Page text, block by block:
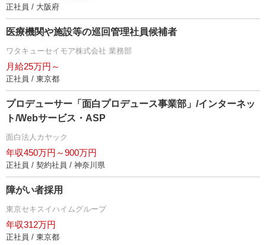
正社員 / 大阪府
医療機関や施設等の巡回管理社員候補者
ワタキューセイモア株式会社 業務部
月給25万円～
正社員 / 東京都
プロデューサー「面白プロデュース事業部」/インターネッ
ト/Webサービス・ASP
面白法人カヤック
年収450万円～900万円
正社員 / 契約社員 / 神奈川県
障がい者採用
東京セキスイハイムグループ
年収312万円
正社員 / 東京都